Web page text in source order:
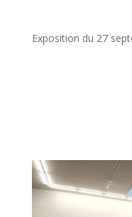
Exposition du 27